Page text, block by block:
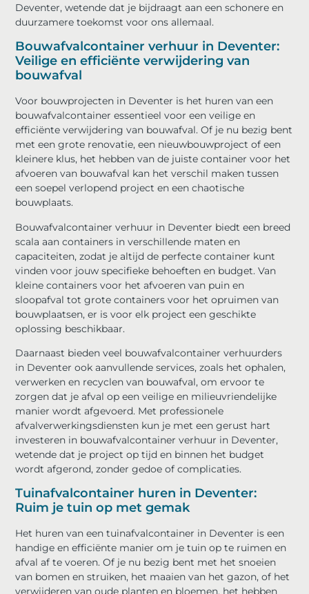
Deventer, wetende dat je bijdraagt aan een schonere en
duurzamere toekomst voor ons allemaal.
Bouwafvalcontainer verhuur in Deventer:
Veilige en efficiënte verwijdering van
bouwafval
Voor bouwprojecten in Deventer is het huren van een
bouwafvalcontainer essentieel voor een veilige en
efficiënte verwijdering van bouwafval. Of je nu bezig bent
met een grote renovatie, een nieuwbouwproject of een
kleinere klus, het hebben van de juiste container voor het
afvoeren van bouwafval kan het verschil maken tussen
een soepel verlopend project en een chaotische
bouwplaats.
Bouwafvalcontainer verhuur in Deventer biedt een breed
scala aan containers in verschillende maten en
capaciteiten, zodat je altijd de perfecte container kunt
vinden voor jouw specifieke behoeften en budget. Van
kleine containers voor het afvoeren van puin en
sloopafval tot grote containers voor het opruimen van
bouwplaatsen, er is voor elk project een geschikte
oplossing beschikbaar.
Daarnaast bieden veel bouwafvalcontainer verhuurders
in Deventer ook aanvullende services, zoals het ophalen,
verwerken en recyclen van bouwafval, om ervoor te
zorgen dat je afval op een veilige en milieuvriendelijke
manier wordt afgevoerd. Met professionele
afvalverwerkingsdiensten kun je met een gerust hart
investeren in bouwafvalcontainer verhuur in Deventer,
wetende dat je project op tijd en binnen het budget
wordt afgerond, zonder gedoe of complicaties.
Tuinafvalcontainer huren in Deventer:
Ruim je tuin op met gemak
Het huren van een tuinafvalcontainer in Deventer is een
handige en efficiënte manier om je tuin op te ruimen en
afval af te voeren. Of je nu bezig bent met het snoeien
van bomen en struiken, het maaien van het gazon, of het